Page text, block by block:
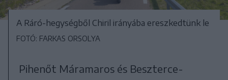
A Ráró-hegységből Chiril irányába ereszkedtünk le
FOTÓ: FARKAS ORSOLYA
Pihenőt Máramaros és Beszterce-